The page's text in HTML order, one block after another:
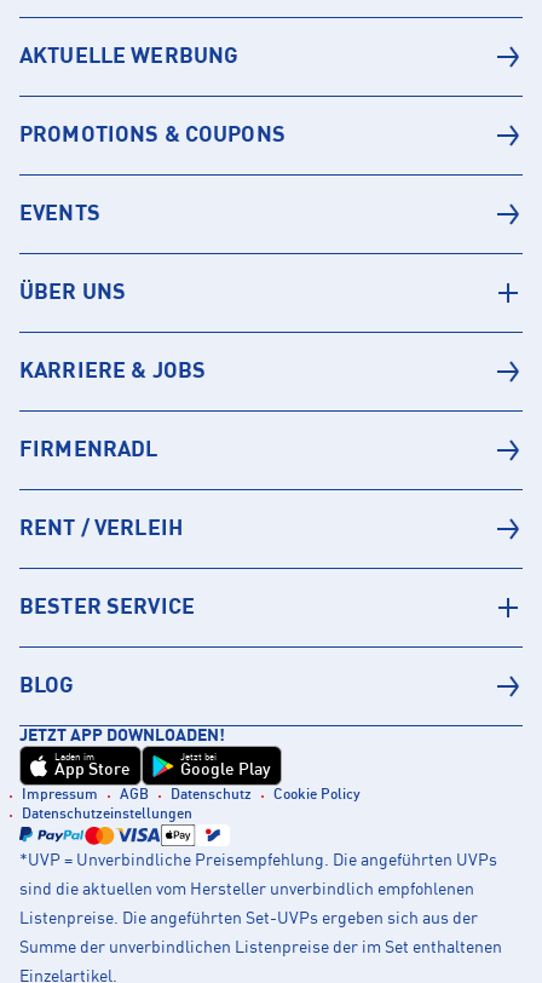
AKTUELLE WERBUNG
PROMOTIONS & COUPONS
EVENTS
ÜBER UNS
KARRIERE & JOBS
FIRMENRADL
RENT / VERLEIH
BESTER SERVICE
BLOG
JETZT APP DOWNLOADEN!
Laden im
App Store
Jetzt bei
Google Play
Impressum AGB Datenschutz
Cookie Policy
Datenschutzeinstellungen
*UVP = Unverbindliche Preisempfehlung. Die angeführten UVPs
sind die aktuellen vom Hersteller unverbindlich empfohlenen
Listenpreise. Die angeführten Set-UVPs ergeben sich aus der
Summe der unverbindlichen Listenpreise der im Set enthaltenen
Einzelartikel.